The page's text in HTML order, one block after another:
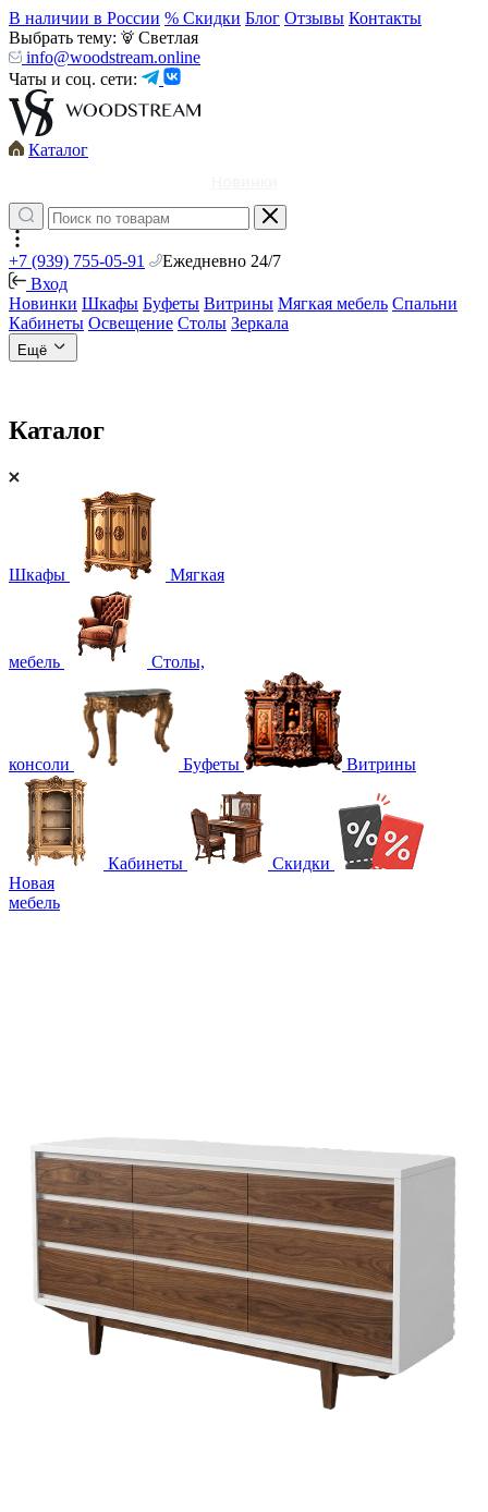
В наличии в России % Скидки Блог Отзывы Контакты
Выбрать тему:
Светлая
info@woodstream.online
Чаты и соц. сети:
Каталог
+7 (939) 755-05-91
Ежедневно 24/7
Вход
Новинки Шкафы Буфеты Витрины Мягкая мебель Спальни
Кабинеты Освещение Столы Зеркала
Ещё
Каталог
Шкафы Мягкая
мебель Столы,
консоли Буфеты Витрины
Кабинеты
Скидки
Новая
мебель